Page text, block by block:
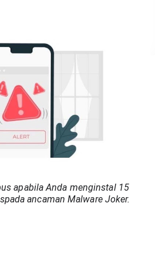
apabila Anda menginstal 15
ancaman Malware Joker.